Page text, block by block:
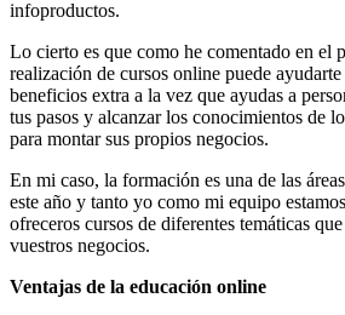
infoproductos.
Lo cierto es que como he comentado en el
realización de cursos online puede
beneficios extra a la vez que ayudas a
tus pasos y alcanzar los conocimientos de
para montar sus propios negocios.
En mi caso, la formación es una de las
este año y tanto yo como mi equipo
ofreceros cursos de diferentes temáticas
vuestros negocios.
Ventajas de la educación online